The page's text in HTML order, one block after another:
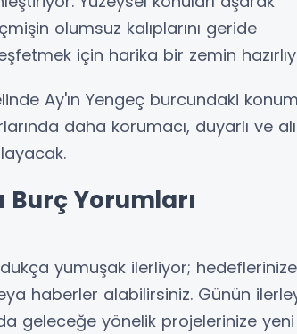
olumsuz kalıplarını geride
için harika bir zemin
Ay'ın Yengeç burcundaki
daha korumacı, duyarlı ve
Burç Yorumları
yumuşak ilerliyor; hedeflerinize
haberler alabilirsiniz. Günün
geleceğe yönelik projelerinize